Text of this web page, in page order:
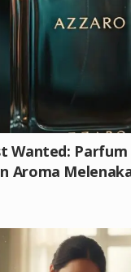
Wanted: Parfum
Aroma